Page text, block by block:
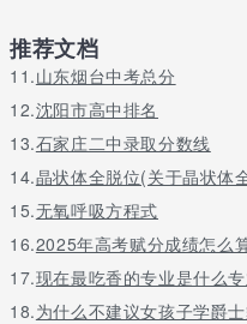
推荐文档
11.山东烟台中考总分
12.沈阳市高中排名
13.石家庄二中录取分数线
14.晶状体全脱位(关于晶状体
15.无氧呼吸方程式
16.2025年高考赋分成绩怎么
17.现在最吃香的专业是什么
18.为什么不建议女孩子学爵